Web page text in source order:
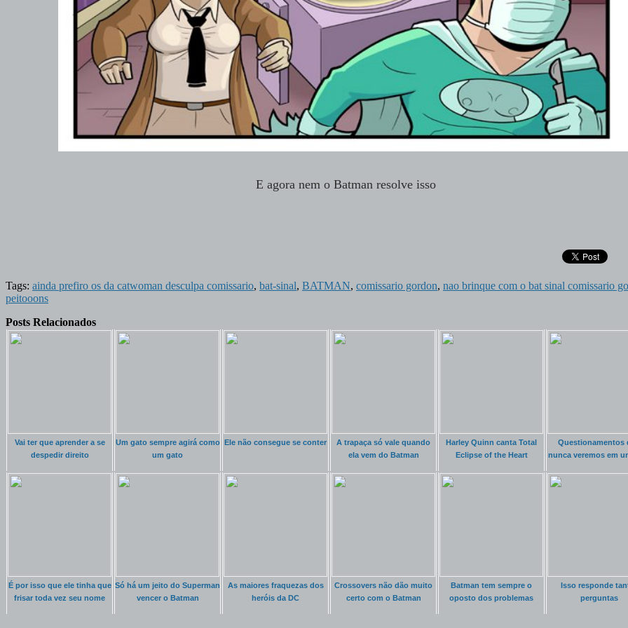
E agora nem o Batman resolve isso
Tags: ainda prefiro os da catwoman desculpa comissario, bat-sinal, BATMAN, comissario gordon, nao brinque com o bat sinal comissario
peitooons
Posts Relacionados
Vai ter que aprender a se
despedir direito
Um gato sempre agirá como
um gato
Ele não consegue se conter
A trapaça só vale quando
ela vem do Batman
Harley Quinn canta Total
Eclipse of the Heart
Questionamentos
nunca veremos em
É por isso que ele tinha que
frisar toda vez seu nome
Só há um jeito do Superman
vencer o Batman
As maiores fraquezas dos
heróis da DC
Crossovers não dão muito
certo com o Batman
Batman tem sempre o
oposto dos problemas
Isso responde
perguntas